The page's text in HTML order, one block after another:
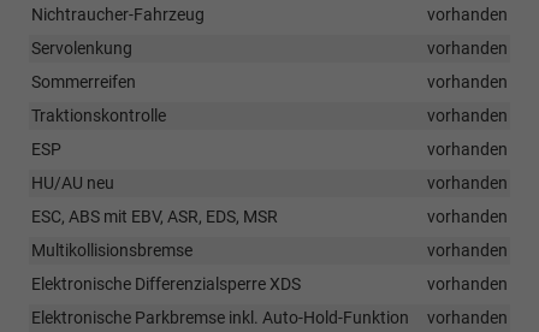
Nichtraucher-Fahrzeug
vorhanden
Servolenkung
vorhanden
Sommerreifen
vorhanden
Traktionskontrolle
vorhanden
ESP
vorhanden
HU/AU neu
vorhanden
ESC, ABS mit EBV, ASR, EDS, MSR
vorhanden
Multikollisionsbremse
vorhanden
Elektronische Differenzialsperre XDS
vorhanden
Elektronische Parkbremse inkl. Auto-Hold-Funktion
vorhanden